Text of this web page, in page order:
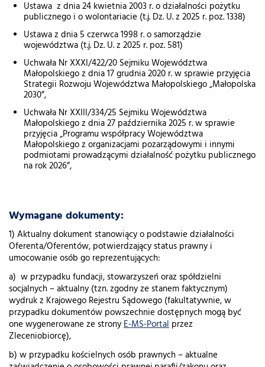
Ustawa z dnia 24 kwietnia 2003 r. o działalności pożytku
publicznego i o wolontariacie (t.j. Dz. U. z 2025 r. poz. 1338)
Ustawa z dnia 5 czerwca 1998 r. o samorządzie
województwa (t.j. Dz. U. z 2025 r. poz. 581)
Uchwała Nr XXXI/422/20 Sejmiku Województwa
Małopolskiego z dnia 17 grudnia 2020 r. w sprawie przyjęcia
Strategii Rozwoju Województwa Małopolskiego „Małopolska
2030”,
Uchwała Nr XXIII/334/25 Sejmiku Województwa
Małopolskiego z dnia 27 października 2025 r. w sprawie
przyjęcia „Programu współpracy Województwa
Małopolskiego z organizacjami pozarządowymi i innymi
podmiotami prowadzącymi działalność pożytku publicznego
na rok 2026”,
Wymagane dokumenty:
1) Aktualny dokument stanowiący o podstawie działalności
Oferenta/Oferentów, potwierdzający status prawny i
umocowanie osób go reprezentujących:
a) w przypadku fundacji, stowarzyszeń oraz spółdzielni
socjalnych – aktualny (tzn. zgodny ze stanem faktycznym)
wydruk z Krajowego Rejestru Sądowego (fakultatywnie, w
przypadku dokumentów powszechnie dostępnych mogą być
one wygenerowane ze stronyE-MS-Portal przez
Zleceniobiorcę),
b) w przypadku kościelnych osób prawnych – aktualne